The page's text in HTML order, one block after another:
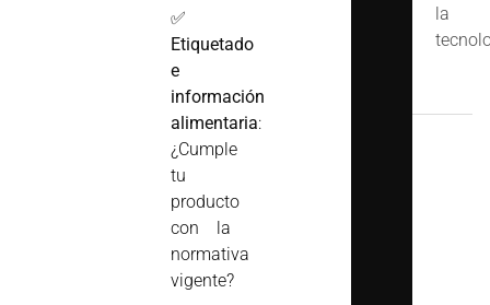
✅
Etiquetado
e
información
alimentaria:
¿Cumple
tu
producto
con la
normativa
vigente?
la